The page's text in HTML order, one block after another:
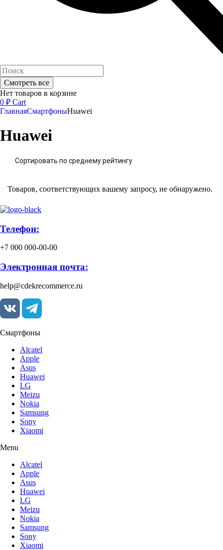
Смотреть все
Нет товаров в корзине
0 ₽ Cart
ГлавнаяСмартфоныHuawei
Huawei
Сортировать по среднему рейтингу
Товаров, соответствующих вашему запросу, не обнаружено.
Телефон:
+7 000 000-00-00
Электронная почта:
help@cdekrecommerce.ru
Смартфоны
Alcatel
Apple
Asus
Huawei
LG
Meizu
Nokia
Samsung
Sony
Xiaomi
Menu
Alcatel
Apple
Asus
Huawei
LG
Meizu
Nokia
Samsung
Sony
Xiaomi